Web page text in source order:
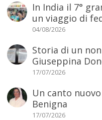
In India il 7°
un viaggio di
04/08/2026
Storia di un
Giuseppina
17/07/2026
Un canto
Benigna
17/07/2026